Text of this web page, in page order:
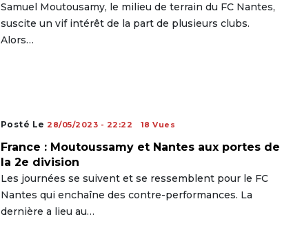
Samuel Moutousamy, le milieu de terrain du FC Nantes,
suscite un vif intérêt de la part de plusieurs clubs.
Alors…
Posté Le 28/05/2023 - 22:22 18 Vues
France : Moutoussamy et Nantes aux portes de
la 2e division
Les journées se suivent et se ressemblent pour le FC
Nantes qui enchaîne des contre-performances. La
dernière a lieu au…